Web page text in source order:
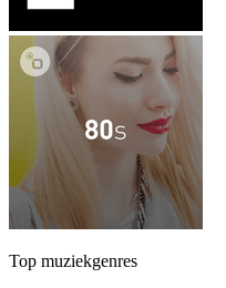
Top muziekgenres